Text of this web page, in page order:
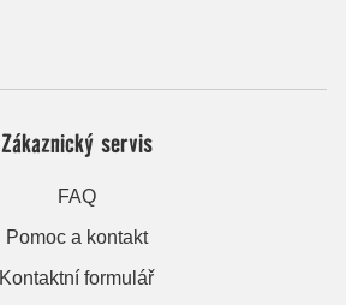
Zákaznický servis
FAQ
Pomoc a kontakt
Kontaktní formulář